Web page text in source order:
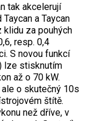
tak akcelerují
a Taycan
klidu za pouhých
resp. 0,4
S novou funkcí
lze stisknutím
až o 70 kW.
o skutečný 10s
štítě.
než dříve, v